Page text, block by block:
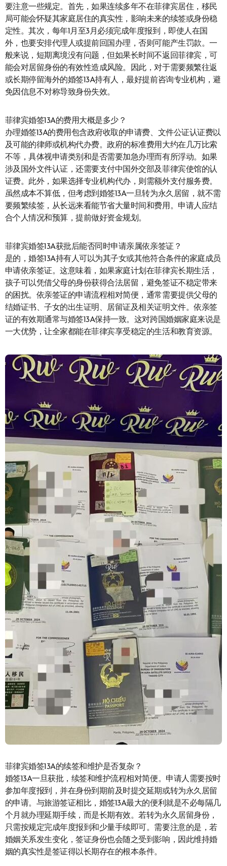
要注意一些规定。首先，如果连续多年不在菲律宾居住，移民
局可能会怀疑其家庭居住的真实性，影响未来的续签或身份稳
定性。其次，每年1月至3月必须完成年度报到，即使人在国
外，也要安排代理人或提前回国办理，否则可能产生罚款。一
般来说，短期离境没有问题，但如果长时间不返回菲律宾，可
能会对居留身份的有效性造成风险。因此，对于需要频繁往返
或长期停留海外的婚签13A持有人，最好提前咨询专业机构，避
免因信息不对称导致身份失效。
菲律宾婚签13A的费用大概是多少？
办理婚签13A的费用包含政府收取的申请费、文件公证认证费以
及可能的律师或机构代办费。政府的标准费用大约在几万比索
不等，具体视申请类别和是否需要加急办理而有所浮动。如果
涉及国外文件认证，还需要支付中国外交部及菲律宾使馆的认
证费。此外，如果选择专业机构代办，则需额外支付服务费。
虽然成本不算低，但考虑到婚签13A一旦转为永久居留，就不需
要频繁续签，从长远来看能节省大量时间和费用。申请人应结
合个人情况和预算，提前做好资金规划。
菲律宾婚签13A获批后能否同时申请亲属依亲签证？
是的，婚签13A持有人可以为其子女或其他符合条件的家庭成员
申请依亲签证。这意味着，如果家庭计划在菲律宾长期生活，
孩子可以凭借父母的身份获得合法居留，避免签证不稳定带来
的困扰。依亲签证的申请流程相对简便，通常需要提供父母的
结婚证书、子女的出生证明、居留证及相关证明文件。依亲签
证的有效期通常与婚签13A保持一致。这对跨国婚姻家庭来说是
一大优势，让全家都能在菲律宾享受稳定的生活和教育资源。
菲律宾婚签13A的续签和维护是否复杂？
婚签13A一旦获批，续签和维护流程相对简便。申请人需要按时
参加年度报到，并在身份到期前及时提交延期或转为永久居留
的申请。与旅游签证相比，婚签13A最大的便利就是不必每隔几
个月就办理延期手续，而是长期有效。若转为永久居留身份，
只需按规定完成年度报到和少量手续即可。需要注意的是，若
婚姻关系发生变化，签证身份也会随之受到影响，因此维持婚
姻的真实性是签证得以长期存在的根本条件。